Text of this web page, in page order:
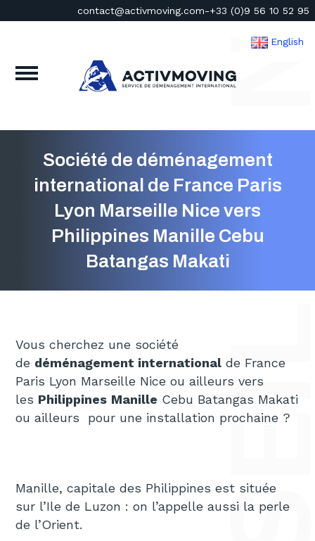
contact@activmoving.com-+33 (0)9 56 10 52 95
English
Société de déménagement
international de France Paris
Lyon Marseille Nice vers
Philippines Manille Cebu
Batangas Makati
Vous cherchez une société
de déménagement international de France
Paris Lyon Marseille Nice ou ailleurs vers
les Philippines Manille Cebu Batangas Makati
ou ailleurs pour une installation prochaine ?
Manille, capitale des Philippines est située
sur l’Ile de Luzon : on l’appelle aussi la perle
de l’Orient.